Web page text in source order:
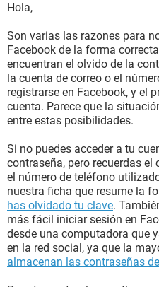
Hola,
Son varias las razones para
Facebook de la forma
encuentran el olvido de la
la cuenta de correo o el
registrarse en Facebook, y el
cuenta. Parece que la
entre estas posibilidades.
Si no puedes acceder a tu
contraseña, pero recuerdas
el número de teléfono
nuestra ficha que resume la
has olvidado tu clave.
más fácil iniciar sesión en
desde una computadora que
en la red social, ya que la
almacenan las contraseñas